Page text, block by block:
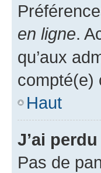
en ligne.
qu’aux
compté(e)
Haut
J’ai
Pas de